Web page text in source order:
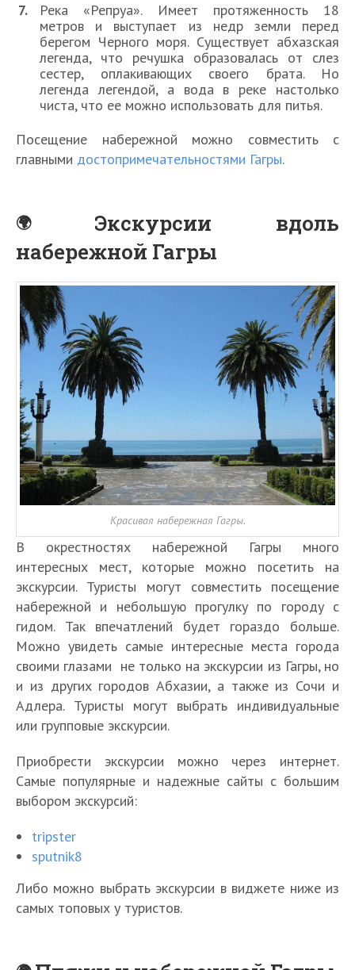
Река «Репруа». Имеет протяженность 18
метров и выступает из недр земли перед
берегом Черного моря. Существует абхазская
легенда, что речушка образовалась от слез
сестер, оплакивающих своего брата. Но
легенда легендой, а вода в реке настолько
чиста, что ее можно использовать для питья.
Посещение набережной можно совместить с
главными достопримечательностями Гагры.
Экскурсии вдоль
набережной Гагры
Красивая набережная Гагры.
В окрестностях набережной Гагры много
интересных мест, которые можно посетить на
экскурсии. Туристы могут совместить посещение
набережной и небольшую прогулку по городу с
гидом. Так впечатлений будет гораздо больше.
Можно увидеть самые интересные места города
своими глазами не только на экскурсии из Гагры, но
и из других городов Абхазии, а также из Сочи и
Адлера. Туристы могут выбрать индивидуальные
или групповые экскурсии.
Приобрести экскурсии можно через интернет.
Самые популярные и надежные сайты с большим
выбором экскурсий:
tripster
sputnik8
Либо можно выбрать экскурсии в виджете ниже из
самых топовых у туристов.